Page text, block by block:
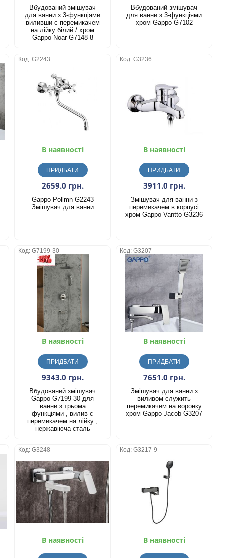
Вбудований змішувач
для ванни з 3-функціями
виливши є перемикачем
на лійку білий / хром
Gappo Noar G7148-8
Вбудований змішувач
для ванни з 3-функціями
хром Gappo G7102
Код: G2243
В наявності
ПРИДБАТИ
2659.0 грн.
Gappo Pollmn G2243
Змішувач для ванни
Код: G3236
В наявності
ПРИДБАТИ
3911.0 грн.
Змішувач для ванни з
перемикачем в корпусі
хром Gappo Vantto G3236
Код: G7199-30
В наявності
ПРИДБАТИ
9343.0 грн.
Вбудований змішувач
Gappo G7199-30 для
ванни з трьома
функціями , вилив є
перемикачем на лійку ,
нержавіюча сталь
Код: G3207
В наявності
ПРИДБАТИ
7651.0 грн.
Змішувач для ванни з
виливом служить
перемикачем на воронку
хром Gappo Jacob G3207
Код: G3248
В наявності
Код: G3217-9
В наявності